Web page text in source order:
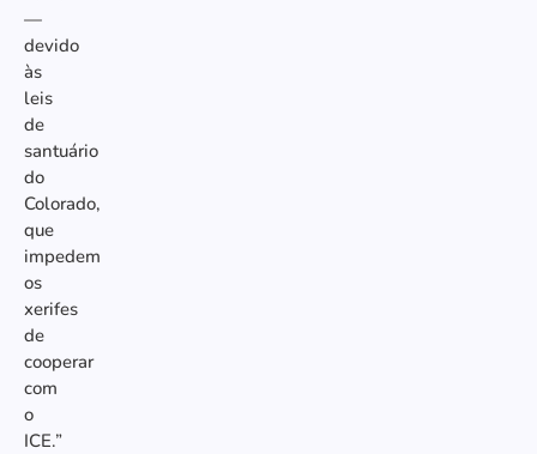
—
devido
às
leis
de
santuário
do
Colorado,
que
impedem
os
xerifes
de
cooperar
com
o
ICE.”